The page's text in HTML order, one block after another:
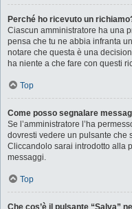
Perché ho ricevuto un
Ciascun amministratore ha una
pensa che tu ne abbia infranta
notare che questa è una
ha niente a che fare con questi
Top
Come posso segnalare
Se l’amministratore l’ha
dovresti vedere un pulsante che
Cliccandolo sarai introdotto alla
messaggi.
Top
Che cos’è il pulsante “Salva”